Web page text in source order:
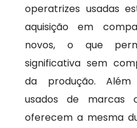
operatrizes usadas
aquisição em
novos, o que
significativa sem
da produção. Além
usados de marcas
oferecem a mesma